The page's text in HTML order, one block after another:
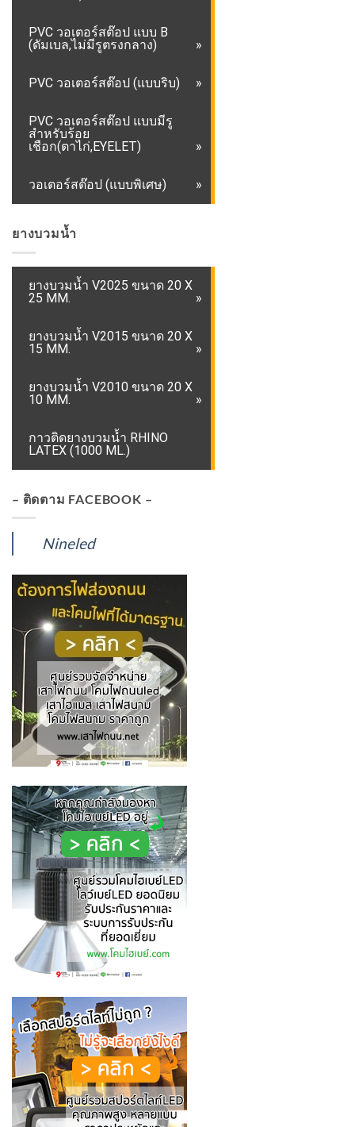
PVC วอเตอร์สต๊อป แบบ B
(ดัมเบล,ไม่มีรูตรงกลาง)
PVC วอเตอร์สต๊อป (แบบริบ)
PVC วอเตอร์สต๊อป แบบมีรู
สำหรับร้อย
เชือก(ตาไก่,EYELET)
วอเตอร์สต๊อป (แบบพิเศษ)
ยางบวมน้ำ
ยางบวมน้ำ V2025 ขนาด 20 X
25 MM.
ยางบวมน้ำ V2015 ขนาด 20 X
15 MM.
ยางบวมน้ำ V2010 ขนาด 20 X
10 MM.
กาวติดยางบวมน้ำ RHINO
LATEX (1000 ML.)
– ติดตาม FACEBOOK –
Nineled